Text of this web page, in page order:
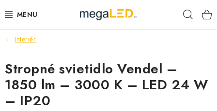
na
PRIEMYSEL
SVIETIDLÁ
ŽIAROVKY A TRUBICE
Interiér
Stropné svietidlo Vendel –
1850 lm – 3000 K – LED 24 W
– IP20